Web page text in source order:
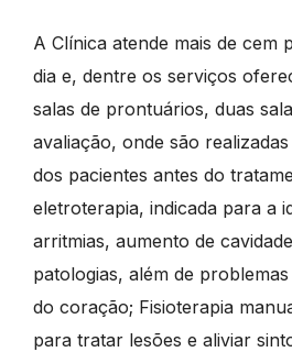
A Clínica atende mais de cem
dia e, dentre os serviços
salas de prontuários, duas
avaliação, onde são
dos pacientes antes do
eletroterapia, indicada para a
arritmias, aumento de
patologias, além de
do coração; Fisioterapia
para tratar lesões e aliviar